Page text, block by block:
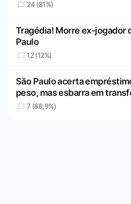
24 (81%)
Tragédia! Morre ex-jogador
Paulo
12 (12%)
São Paulo acerta
peso, mas esbarra em
7 (88,9%)